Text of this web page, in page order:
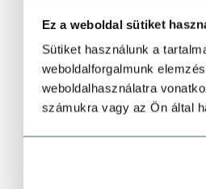
Ez a weboldal sütiket
Sütiket használunk a
weboldalforgalmunk
weboldalhasználatra
számukra vagy az Ön által